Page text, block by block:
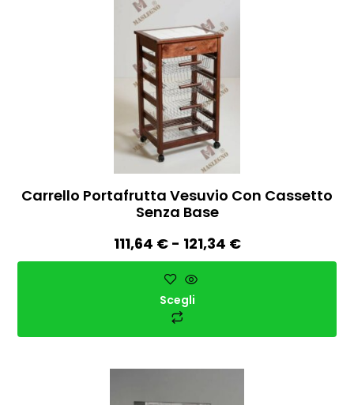
Carrello Portafrutta Vesuvio Con Cassetto
Senza Base
111,64 € - 121,34 €
Scegli